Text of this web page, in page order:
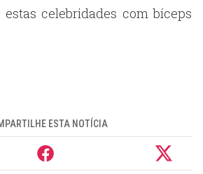
celebridades com bíceps
ESTA NOTÍCIA